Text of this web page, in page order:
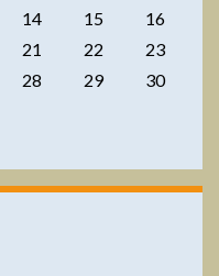
14 15
16
21 22
23
28 29
30